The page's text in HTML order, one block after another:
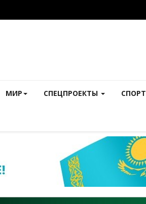
МИР СПЕЦПРОЕКТЫ СПОРТ